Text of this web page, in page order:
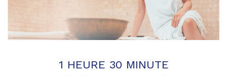
1 HEURE 30 MINUTE